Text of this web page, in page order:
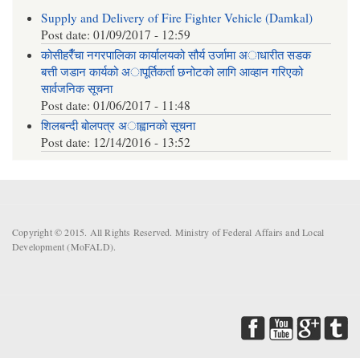
Supply and Delivery of Fire Fighter Vehicle (Damkal)
Post date:01/09/2017 - 12:59
कोसीहरैँचा नगरपालिका कार्यालयको सौर्य उर्जामा अाधारीत सडक
बत्ती जडान कार्यको अापूर्तिकर्ता छनोटको लागि आव्हान गरिएको
सार्वजनिक सूचना
Post date:01/06/2017 - 11:48
शिलबन्दी बोलपत्र अाह्वानकाे सूचना
Post date: 12/14/2016 - 13:52
Copyright © 2015. All Rights Reserved. Ministry of Federal Affairs and Local
Development (MoFALD).